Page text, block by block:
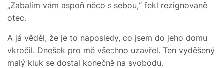
„Zabalím vám aspoň něco s sebou,“ řekl rezignovaně
otec.
A já věděl, že je to naposledy, co jsem do jeho domu
vkročil. Dnešek pro mě všechno uzavřel. Ten vyděšený
malý kluk se dostal konečně na svobodu.